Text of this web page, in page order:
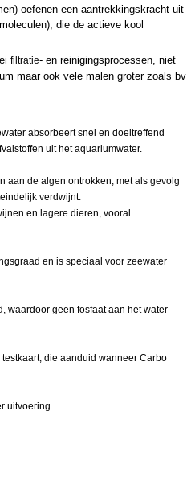
oefenen een aantrekkingskracht uit
die de actieve kool
filtratie- en reinigingsprocessen, niet
maar ook vele malen groter zoals bv
absorbeert snel en doeltreffend
uit het aquariumwater.
aan de algen ontrokken, met als gevolg
verdwijnt.
en lagere dieren, vooral
en is speciaal voor zeewater
waardoor geen fosfaat aan het water
die aanduid wanneer Carbo
uitvoering.